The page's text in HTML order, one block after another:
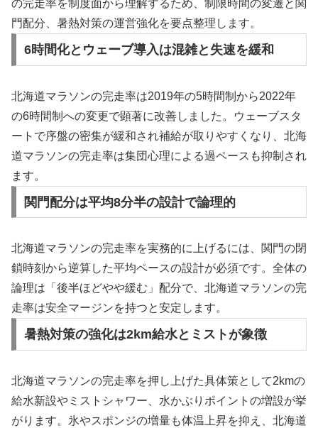
の完走率を制度面から理解するため、制限時間の変遷と関
門配分、暑熱対策の運営強化を要点整理します。
6時間化とウェーブ導入は混雑と失速を緩和
北海道マラソンの完走率は2019年の5時間制から2022年
の6時間制への変更で顕著に改善しました。ウェーブスタ
ートで序盤の密集が緩和され補給が取りやすくなり、北海
道マラソンの完走率は集団心理による過ペースも抑制され
ます。
関門配分は平均8分半の設計で論理的
北海道マラソンの完走率を実務的に上げるには、関門の閉
鎖時刻から逆算した平均ペースの設計が必須です。全体の
論理は「後半ほどやや緩む」配分で、北海道マラソンの完
走率は安全マージンを持つと安定します。
暑熱対策の強化は2km給水とミストが象徴
北海道マラソンの完走率を押し上げた具体策として2kmの
給水新設やミストシャワー、水かぶりポイントの増設が挙
がります。氷やスポンジの増量も体温上昇を抑え、北海道